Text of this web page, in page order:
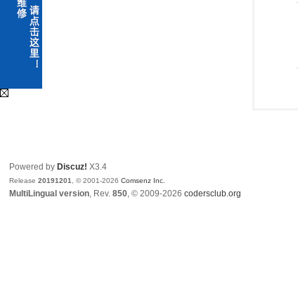
Powered by Discuz! X3.4
Release20191201 , © 2001-2026Comsenz Inc.
MultiLingual version, Rev.850, © 2009-2026codersclub.org